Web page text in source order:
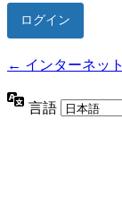
← インターネッ
言語